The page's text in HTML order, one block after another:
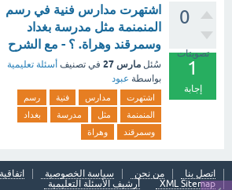
0
تصويتات
1
إجابة
اشتهرت مدارس فنية في رسم
المنمنمة مثل مدرسة بغداد
وسمرقند وهراة. ؟ - مع الشرح
سُئل مارس 27 في تصنيف أسئلة تعليمية
بواسطة عبود
اشتهرت مدارس فنية
رسم
المنمنمة
مثل مدرسة
بغداد
وسمرقند
وهراة
اتصل بنا من نحن سياسة الخصوصية
XML Sitemap
أرشيف الأسئلة التعليمية